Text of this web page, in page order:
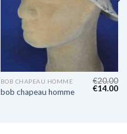
BOB CHAPEAU HOMME
bob chapeau homme
€20.00
€14.00